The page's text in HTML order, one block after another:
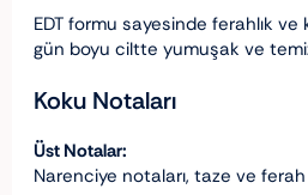
EDT formu sayesinde ferahlık ve
gün boyu ciltte yumuşak ve
Koku Notaları
Üst Notalar:
Narenciye notaları, taze ve ferah